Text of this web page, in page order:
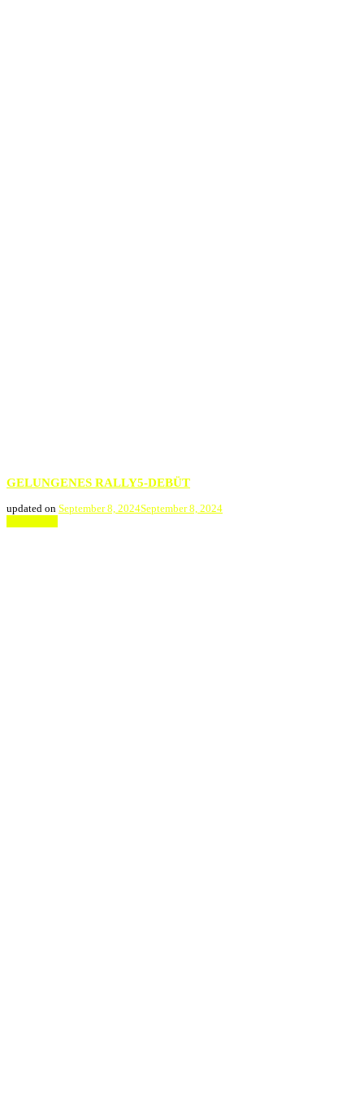
GELUNGENES RALLY5-DEBÜT
updated on September 8, 2024September 8, 2024